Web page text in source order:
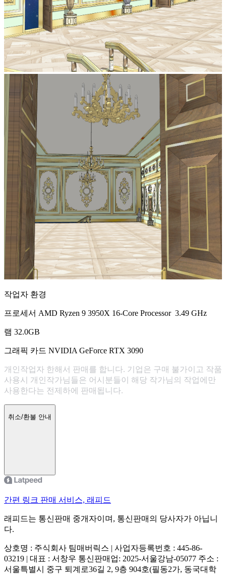
작업자 환경
프로세서 AMD Ryzen 9 3950X 16-Core Processor 3.49 GHz
램 32.0GB
그래픽 카드 NVIDIA GeForce RTX 3090
개인작업자 한해서 판매를 합니다. 기업은 구매 불가이고 작품
사용시 개인작가님들은 어시분들이 해당 작가님의 작업에만
사용한다는 전제하에 판매됩니다.
취소/환불 안내
간편 링크 판매 서비스, 래피드
래피드는 통신판매 중개자이며, 통신판매의 당사자가 아닙니
다.
상호명 : 주식회사 팀매버릭스 | 사업자등록번호 : 445-86-
03219 | 대표 : 서창우 통신판매업: 2025-서울강남-05077 주소 :
서울특별시 중구 퇴계로36길 2, 9층 904호(필동2가, 동국대학